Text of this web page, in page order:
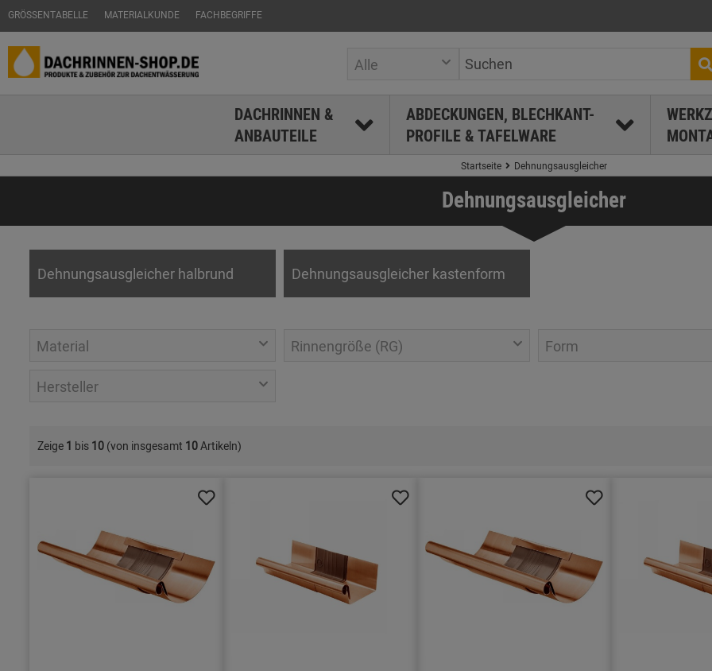
GRÖSSENTABELLE MATERIALKUNDE FACHBEGRIFFE
Alle
DACHRINNEN &
ANBAUTEILE
ABDECKUNGEN, BLECHKANT-
PROFILE & TAFELWARE
Startseite Dehnungsausgleicher
Dehnungsausgleicher
Dehnungsausgleicher halbrund Dehnungsausgleicher kastenform
Material Rinnengröße (RG) Form
Hersteller
Zeige 1 bis 10 (von insgesamt 10Artikeln)